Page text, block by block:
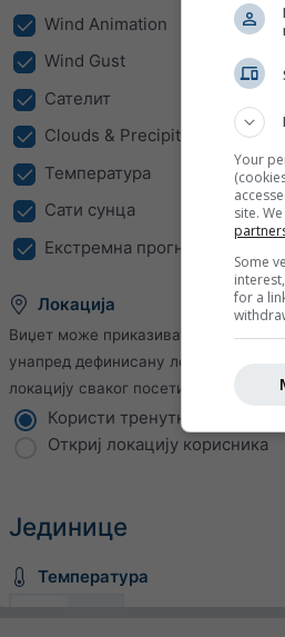
Wind Animation
Wind Gust
Сателит
Clouds & Precipitation
Температура
Сати сунца
Екстремна прогноза
Локација
Виџет може приказивати временску
унапред дефинисану локацију или
локацију сваког посетиоца вашег
Користи тренутну локацију
Откриј локацију корисника
Јединице
Температура
Your
site.
Some
for a